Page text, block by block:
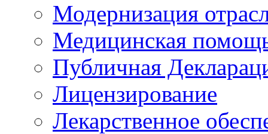
Модернизация
Медицинская
Публичная
Лицензирование
Лекарственное